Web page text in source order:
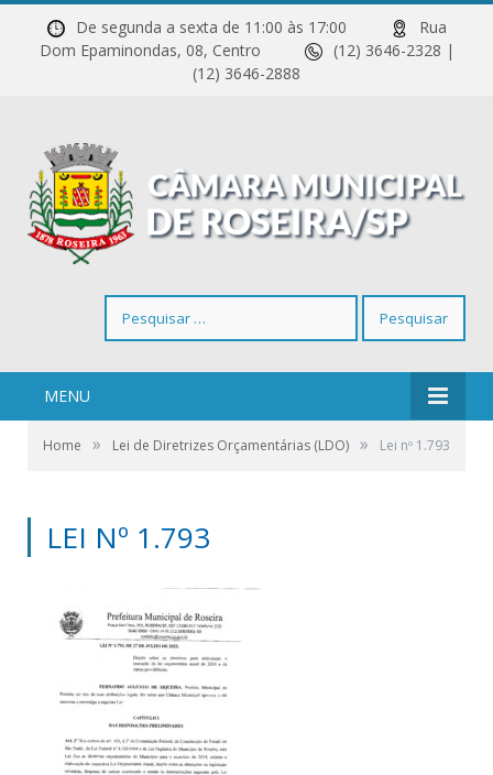
De segunda a sexta de 11:00 às 17:00
Rua
Dom Epaminondas, 08, Centro
(12) 3646-2328 |
(12) 3646-2888
por:
MENU
Home » Lei de Diretrizes Orçamentárias (LDO) » Lei nº 1.793
LEI Nº 1.793